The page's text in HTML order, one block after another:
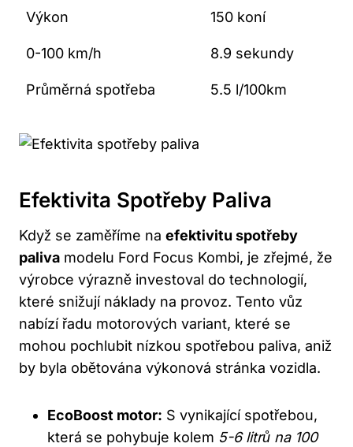
Výkon 150 koní
0-100 km/h 8.9 sekundy
Průměrná spotřeba 5.5 l/100km
Efektivita Spotřeby Paliva
Když se zaměříme na efektivitu spotřeby
paliva modelu Ford Focus Kombi, je zřejmé, že
výrobce výrazně investoval do technologií,
které snižují náklady na provoz. Tento vůz
nabízí řadu motorových variant, které se
mohou pochlubit nízkou spotřebou paliva, aniž
by byla obětována výkonová stránka vozidla.
EcoBoost motor: S vynikající spotřebou,
která se pohybuje kolem 5-6 litrů na 100